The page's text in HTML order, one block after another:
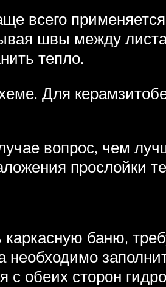
всего
швы между
тепло.
Для
вопрос, чем
прослойки
баню,
обеих сторон